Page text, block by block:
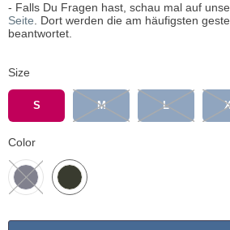
- Falls Du Fragen hast, schau mal auf
Seite. Dort werden die am häufigsten
beantwortet.
Size
S M L
Color